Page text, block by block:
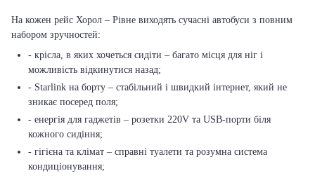
На кожен рейс Хорол – Рівне виходять сучасні автобуси з повним
набором зручностей:
- крісла, в яких хочеться сидіти – багато місця для ніг і
можливість відкинутися назад;
- Starlink на борту – стабільний і швидкий інтернет, який не
зникає посеред поля;
- енергія для гаджетів – розетки 220V та USB-порти біля
кожного сидіння;
- гігієна та клімат – справні туалети та розумна система
кондиціонування;